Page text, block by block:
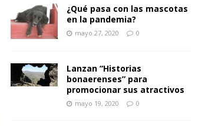
¿Qué pasa con las mascotas
en la pandemia?
mayo 27, 2020 0
Lanzan “Historias
bonaerenses” para
promocionar sus atractivos
mayo 19, 2020 0